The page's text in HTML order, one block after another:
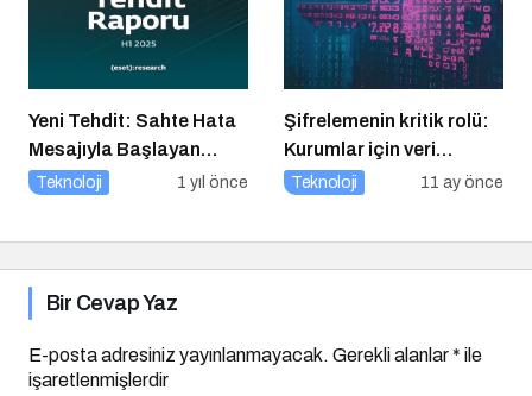
Yeni Tehdit: Sahte Hata
Mesajıyla Başlayan
Siber Saldırılar
Teknoloji 1 yıl önce
Şifrelemenin kritik rolü:
Kurumlar için veri
güvenliğinin temel
Teknoloji 11 ay önce
Bir Cevap Yaz
E-posta adresiniz yayınlanmayacak. Gerekli alanlar* ile
işaretlenmişlerdir